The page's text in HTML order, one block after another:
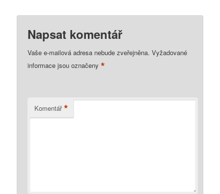
Napsat komentář
Vaše e-mailová adresa nebude zveřejněna. Vyžadované
informace jsou označeny*
Komentář *